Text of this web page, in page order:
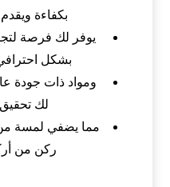
بكفاءة
يوفر لك فرصة
بشكل
ومواد ذات جودة
لك تحقيق
مما يضفي لمسة من
ركن من